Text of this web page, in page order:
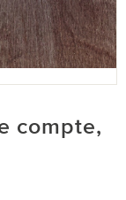
compte,